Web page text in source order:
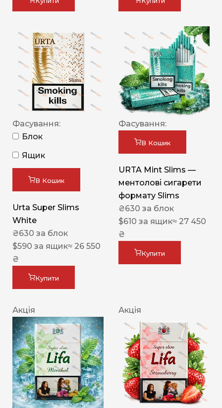
Фасування:
Блок
Ящик
В Кошик
Urta Super Slims
White
₴630 за блок
$590 за ящик≈ 26 550
₴
Купити
Фасування:
В Кошик
URTA Mint Slims —
ментолові сигарети
формату Slims
₴630 за блок
$610 за ящик≈ 27 450
₴
Купити
Акція Акція